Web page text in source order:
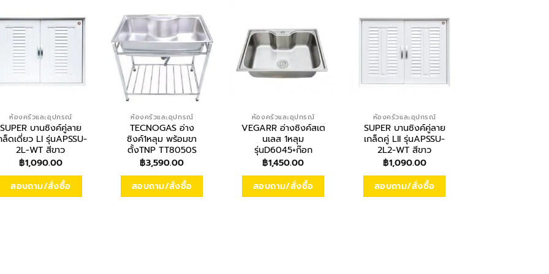
ห้องครัวและอุปกรณ์
SUPER บานซิงค์คู่ลาย
ล็ดเดี่ยว LI รุ่นAPSSU-
2L-WT สีขาว
฿1,090.00
สอบถาม/สั่งซื้อ
ห้องครัวและอุปกรณ์
TECNOGAS อ่าง
ซิงค์1หลุม พร้อมขา
ตั้งTNP TT8050S
฿3,590.00
สอบถาม/สั่งซื้อ
ห้องครัวและอุปกรณ์
VEGARR อ่างซิงค์สเต
นเลส 1หลุม
รุ่นD6045+ก๊อก
฿1,450.00
สอบถาม/สั่งซื้อ
ห้องครัวและอุปกรณ์
SUPER บานซิงค์คู่ลาย
เกล็ดคู่ LII รุ่นAPSSU-
2L2-WT สีขาว
฿1,090.00
สอบถาม/สั่งซื้อ